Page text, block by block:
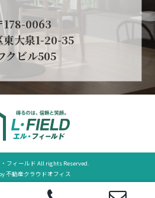
178-0063
東大泉1-20-35
クビル505
フィールド All rights Reserved.
不動産クラウドオフィス